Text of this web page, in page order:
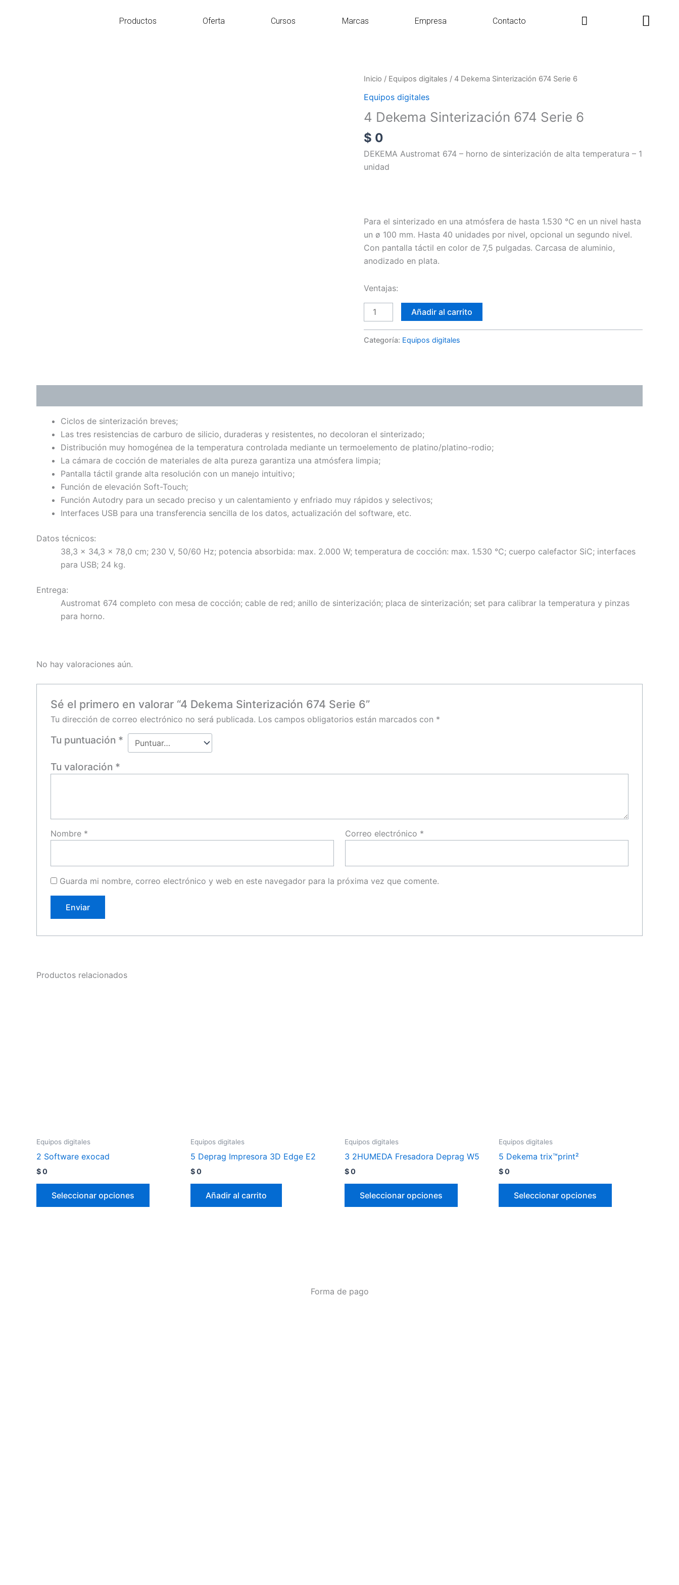
Productos Oferta Cursos Marcas Empresa Contacto Search
Inicio / Equipos digitales / 4 Dekema Sinterización 674 Serie 6
Equipos digitales
4 Dekema Sinterización 674 Serie 6
$ 0
DEKEMA Austromat 674 – horno de sinterización de alta temperatura – 1
unidad
Para el sinterizado en una atmósfera de hasta 1.530 °C en un nivel hasta
un ø 100 mm. Hasta 40 unidades por nivel, opcional un segundo nivel.
Con pantalla táctil en color de 7,5 pulgadas. Carcasa de aluminio,
anodizado en plata.
Ventajas:
4
Dekema
Sinterización
674
Serie
6
cantidad
Añadir al carrito
Categoría: Equipos digitales
Ciclos de sinterización breves;
Las tres resistencias de carburo de silicio, duraderas y resistentes, no decoloran el sinterizado;
Distribución muy homogénea de la temperatura controlada mediante un termoelemento de platino/platino-rodio;
La cámara de cocción de materiales de alta pureza garantiza una atmósfera limpia;
Pantalla táctil grande alta resolución con un manejo intuitivo;
Función de elevación Soft-Touch;
Función Autodry para un secado preciso y un calentamiento y enfriado muy rápidos y selectivos;
Interfaces USB para una transferencia sencilla de los datos, actualización del software, etc.
Datos técnicos:
38,3 x 34,3 x 78,0 cm; 230 V, 50/60 Hz; potencia absorbida: max. 2.000 W; temperatura de cocción: max. 1.530 °C; cuerpo calefactor SiC; interfaces
para USB; 24 kg.
Entrega:
Austromat 674 completo con mesa de cocción; cable de red; anillo de sinterización; placa de sinterización; set para calibrar la temperatura y pinzas
para horno.
No hay valoraciones aún.
Sé el primero en valorar “4 Dekema Sinterización 674 Serie 6”
Tu dirección de correo electrónico no será publicada. Los campos obligatorios están marcados con *
Tu puntuación *
Tu valoración *
Nombre * Correo electrónico *
Guarda mi nombre, correo electrónico y web en este navegador para la próxima vez que comente.
Productos relacionados
Equipos digitales
2 Software exocad
$0
Seleccionar opciones
Equipos digitales
5 Deprag Impresora 3D Edge E2
$0
Añadir al carrito
Equipos digitales
3 2HUMEDA Fresadora Deprag W5
$0
Seleccionar opciones
Equipos digitales
5 Dekema trix™print²
$0
Seleccionar opciones
Forma de pago